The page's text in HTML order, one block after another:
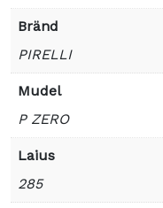
Bränd
PIRELLI
Mudel
P ZERO
Laius
285